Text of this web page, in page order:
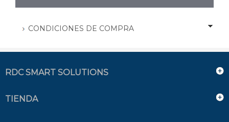
CONDICIONES DE COMPRA
RDC SMART SOLUTIONS
TIENDA